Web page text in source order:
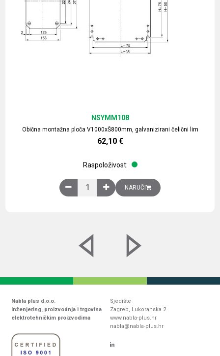
Obična montažna ploča V1000xŠ800mm, galvanizirani čelični lim
NSYMM108
62,10 €
Raspoloživost:
Obična montažna ploča V1000xŠ800mm,
NARUČI
Nabla plus d.o.o.
Inženjering, proizvodnja i trgovina
elektrotehničkim proizvodima
Sjedište
Zagreb, Lukoranska 2
www.nabla-plus.hr
nabla@nabla-plus.hr